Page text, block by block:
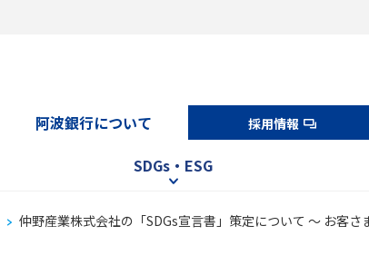
阿波銀行について 採用情報
SDGs・ESG
仲野産業株式会社の「SDGs宣言書」策定について ～ お客